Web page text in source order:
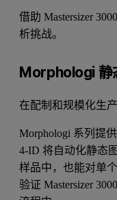
借助 Mastersizer
析挑战。
Morphologi 静
在配制和规模化生
Morphologi 系列提
4-ID 将自动化静态
样品中，也能对单
验证 Mastersizer